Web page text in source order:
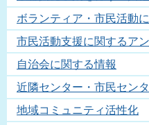
ボランティア・市民活動
市民活動支援に関するア
自治会に関する情報
近隣センター・市民セン
地域コミュニティ活性化